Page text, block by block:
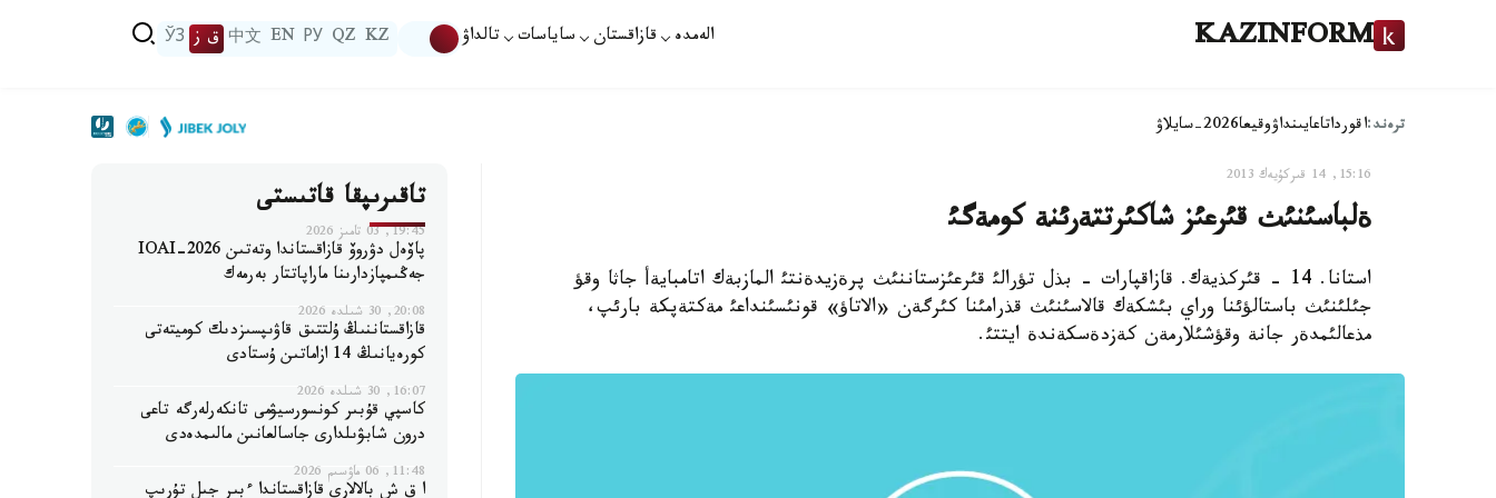
KAZINFORM الەمدە قازاقستان ساياسات تالداۋ KZ
QZ
РУ
EN
中文 ق ز ЎЗ
ترەند:اقورداتاعايىنداۋوقيعا2026-سايلاۋ
15:16, 14 قىركۇيەك 2013
ةلباسئنئث قئرعئز شاكئرتتةرئنة كومةگئ
استانا. 14 - قئركذيةك. قازاقپارات - بذل تؤرالئ قئرعئزستاننئث پرةزيدةنتئ المازبةك اتامبايةأ جاثا وقؤ
جئلئنئث باستالؤئنا وراي بئشكةك قالاسئنئث قذرامئنا كئرگةن «الاتاؤ» قونئسئنداعئ مةكتةپكة بارئپ،
مذعالئمدةر جانة وقؤشئلارمةن كةزدةسكةندة ايتتئ.
تاقىرىپقا قاتىستى
19:45, 03 تامىز 2026
پاۆەل دۋروۆ قازاقستاندا وتەتىن IOAI-2026
جەڭىمپازدارىنا ماراپاتتار بەرمەك
20:08, 30 شىلدە 2026
قازاقستاننىڭ ۇلتتىق قاۋىپسىزدىك كوميتەتى
كورەيانىڭ 14 ازاماتىن ۇستادى
16:07, 30 شىلدە 2026
كاسپي قۇبىر كونسورسيۋمى تانكەرلەرگە تاعى
درون شابۋىلدارى جاسالعانىن مالىمدەدى
11:48, 06 ماۋسىم 2026
ا ق ش بالالارى قازاقستاندا ءبىر جىل تۇرىپ